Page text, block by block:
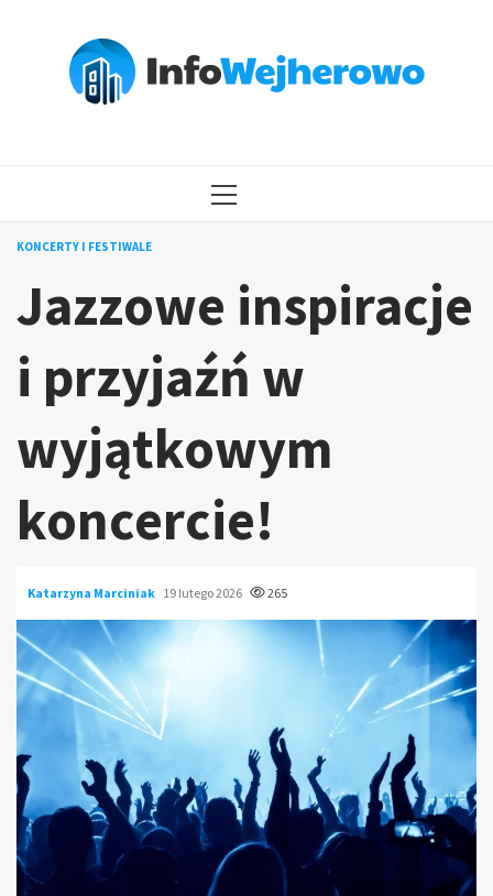
MENU
KONCERTY I FESTIWALE
Jazzowe inspiracje
i przyjaźń w
wyjątkowym
koncercie!
Katarzyna Marciniak 19 lutego 2026 265